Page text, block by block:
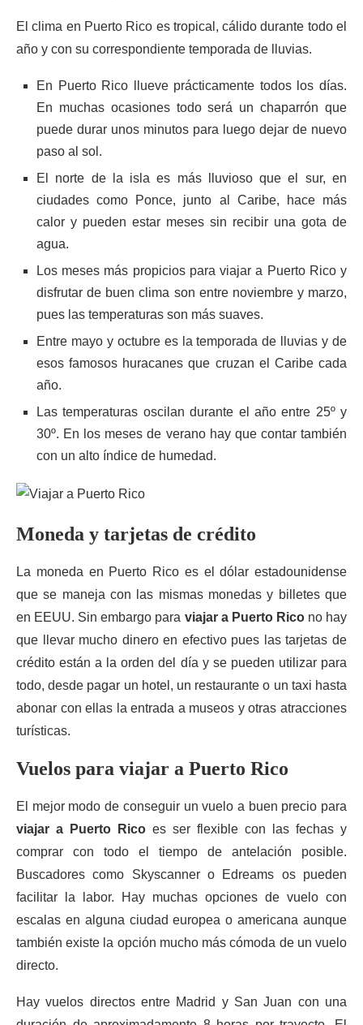
El clima en Puerto Rico es tropical, cálido durante todo el
año y con su correspondiente temporada de lluvias.
En Puerto Rico llueve prácticamente todos los días.
En muchas ocasiones todo será un chaparrón que
puede durar unos minutos para luego dejar de nuevo
paso al sol.
El norte de la isla es más lluvioso que el sur, en
ciudades como Ponce, junto al Caribe, hace más
calor y pueden estar meses sin recibir una gota de
agua.
Los meses más propicios para viajar a Puerto Rico y
disfrutar de buen clima son entre noviembre y marzo,
pues las temperaturas son más suaves.
Entre mayo y octubre es la temporada de lluvias y de
esos famosos huracanes que cruzan el Caribe cada
año.
Las temperaturas oscilan durante el año entre 25º y
30º. En los meses de verano hay que contar también
con un alto índice de humedad.
Moneda y tarjetas de crédito
La moneda en Puerto Rico es el dólar estadounidense
que se maneja con las mismas monedas y billetes que
en EEUU. Sin embargo para viajar a Puerto Ricono hay
que llevar mucho dinero en efectivo pues las tarjetas de
crédito están a la orden del día y se pueden utilizar para
todo, desde pagar un hotel, un restaurante o un taxi hasta
abonar con ellas la entrada a museos y otras atracciones
turísticas.
Vuelos para viajar a Puerto Rico
El mejor modo de conseguir un vuelo a buen precio para
viajar a Puerto Rico es ser flexible con las fechas y
comprar con todo el tiempo de antelación posible.
Buscadores como Skyscanner o Edreams os pueden
facilitar la labor. Hay muchas opciones de vuelo con
escalas en alguna ciudad europea o americana aunque
también existe la opción mucho más cómoda de un vuelo
directo.
Hay vuelos directos entre Madrid y San Juan con una